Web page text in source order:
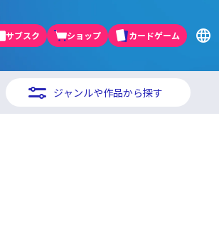
サブスク ショップ カードゲーム
ジャンルや作品から探す